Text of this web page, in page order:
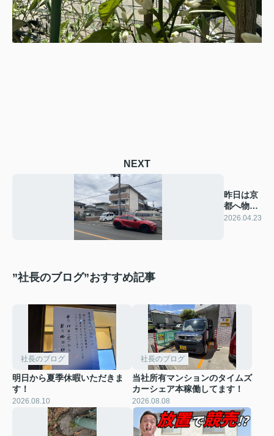
NEXT
昨日は京
都へ物件
視察！
2026.04.23
”社長のブログ”おすすめ記事
社長のブログ
明日から夏季休暇いただきま
す！
2026.08.10
社長のブログ
当社所有マンションのタイムズ
カーシェア本稼働してます！
2026.08.08